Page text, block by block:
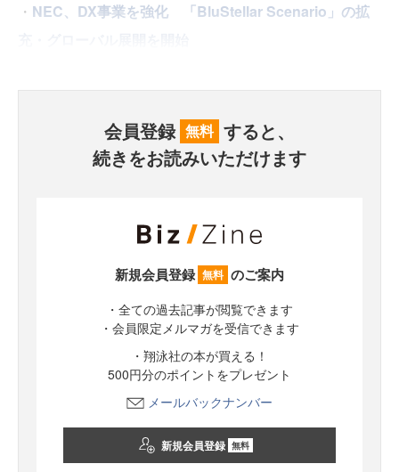
・ NEC、DX事業を強化 「BluStellar Scenario」の拡
会員登録 無料 すると、
続きをお読みいただけます
新規会員登録 無料 のご案内
・全ての過去記事が閲覧できます
・会員限定メルマガを受信できます
・翔泳社の本が買える！
500円分のポイントをプレゼント
メールバックナンバー
新規会員登録 無料